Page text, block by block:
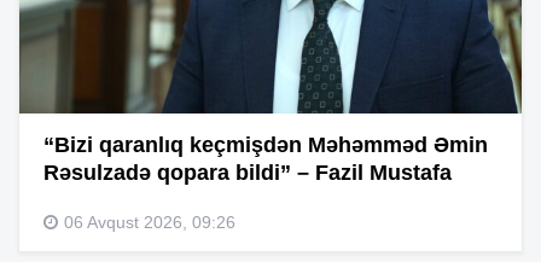
“Bizi qaranlıq keçmişdən Məhəmməd Əmin
Rəsulzadə qopara bildi” – Fazil Mustafa
06 Avqust 2026, 09:26